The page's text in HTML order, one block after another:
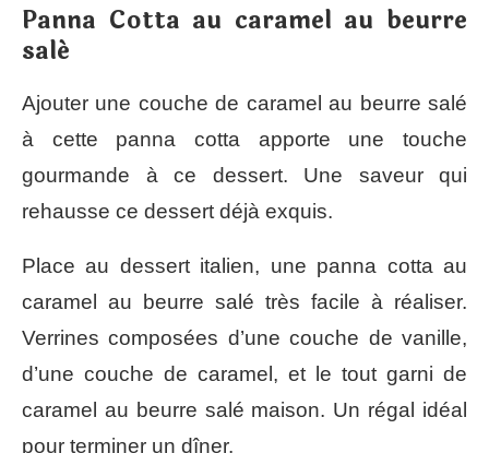
Panna Cotta au caramel au beurre
salé
Ajouter une couche de caramel au beurre salé
à cette panna cotta apporte une touche
gourmande à ce dessert. Une saveur qui
rehausse ce dessert déjà exquis.
Place au dessert italien, une panna cotta au
caramel au beurre salé très facile à réaliser.
Verrines composées d’une couche de vanille,
d’une couche de caramel, et le tout garni de
caramel au beurre salé maison. Un régal idéal
pour terminer un dîner.